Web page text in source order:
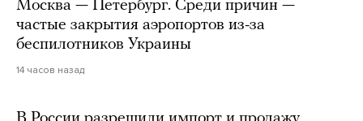
Москва — Петербург. Среди причин —
частые закрытия аэропортов из-за
беспилотников Украины
14 часов назад